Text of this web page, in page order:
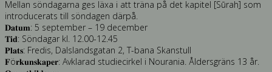
Mellan söndagarna ges läxa i att träna på det kapitel [Sūrah] som
introducerats till söndagen därpå.
𝐃𝐚𝐭𝐮𝐦: 5 september – 19 december
𝐓𝐢𝐝: Söndagar kl. 12.00-12.45
𝐏𝐥𝐚𝐭𝐬: Fredis, Dalslandsgatan 2, T-bana Skanstull
𝐅ö𝐫𝐤𝐮𝐧𝐬𝐤𝐚𝐩𝐞𝐫: Avklarad studiecirkel i Nourania. Åldersgräns 13 år.